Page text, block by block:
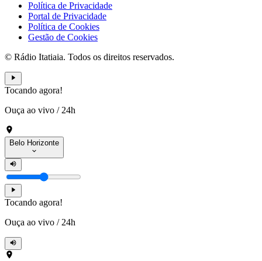
Política de Privacidade
Portal de Privacidade
Política de Cookies
Gestão de Cookies
© Rádio Itatiaia. Todos os direitos reservados.
Tocando agora!
Ouça ao vivo / 24h
Belo Horizonte
Tocando agora!
Ouça ao vivo / 24h